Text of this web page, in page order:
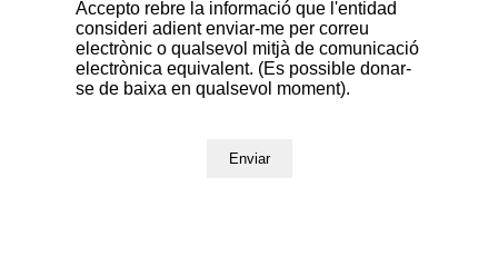
Accepto rebre la informació que l'entidad
consideri adient enviar-me per correu
electrònic o qualsevol mitjà de comunicació
electrònica equivalent. (Es possible donar-
se de baixa en qualsevol moment).